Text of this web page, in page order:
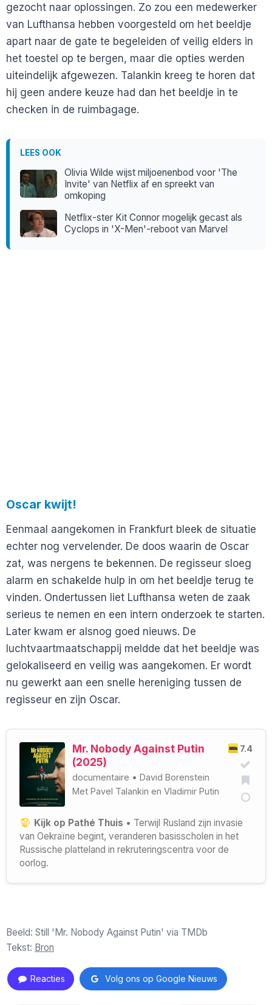
gezocht naar oplossingen. Zo zou een medewerker
van Lufthansa hebben voorgesteld om het beeldje
apart naar de gate te begeleiden of veilig elders in
het toestel op te bergen, maar die opties werden
uiteindelijk afgewezen. Talankin kreeg te horen dat
hij geen andere keuze had dan het beeldje in te
checken in de ruimbagage.
LEES OOK
Olivia Wilde wijst miljoenenbod voor 'The
Invite' van Netflix af en spreekt van
omkoping
Netflix-ster Kit Connor mogelijk gecast als
Cyclops in 'X-Men'-reboot van Marvel
Oscar kwijt!
Eenmaal aangekomen in Frankfurt bleek de situatie
echter nog vervelender. De doos waarin de Oscar
zat, was nergens te bekennen. De regisseur sloeg
alarm en schakelde hulp in om het beeldje terug te
vinden. Ondertussen liet Lufthansa weten de zaak
serieus te nemen en een intern onderzoek te starten.
Later kwam er alsnog goed nieuws. De
luchtvaartmaatschappij meldde dat het beeldje was
gelokaliseerd en veilig was aangekomen. Er wordt
nu gewerkt aan een snelle hereniging tussen de
regisseur en zijn Oscar.
7.4
Mr. Nobody Against Putin
(2025)
documentaire • David Borenstein
Met Pavel Talankin en Vladimir Putin
Kijk op Pathé Thuis • Terwijl Rusland zijn invasie
van Oekraïne begint, veranderen basisscholen in het
Russische platteland in rekruteringscentra voor de
oorlog.
Beeld: Still 'Mr. Nobody Against Putin' via TMDb
Tekst: Bron
Reacties Volg ons op Google Nieuws